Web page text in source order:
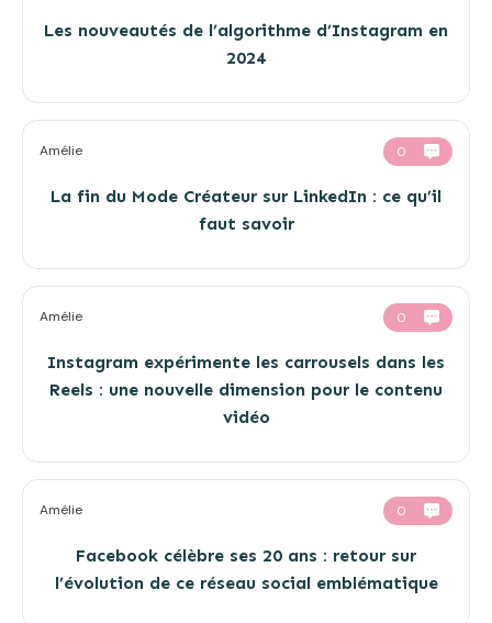
Les nouveautés de l’algorithme d’Instagram en
2024
Amélie 0
La fin du Mode Créateur sur LinkedIn : ce qu’il
faut savoir
Amélie 0
Instagram expérimente les carrousels dans les
Reels : une nouvelle dimension pour le contenu
vidéo
Amélie 0
Facebook célèbre ses 20 ans : retour sur
l’évolution de ce réseau social emblématique